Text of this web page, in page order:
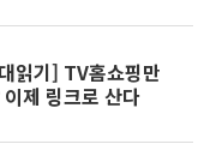
읽기] TV홈쇼핑만
제 링크로 산다